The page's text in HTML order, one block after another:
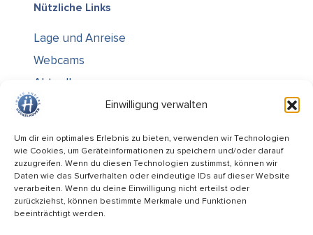
Einwilligung verwalten
Um dir ein optimales Erlebnis zu bieten, verwenden wir Technologien
wie Cookies, um Geräteinformationen zu speichern und/oder darauf
zuzugreifen. Wenn du diesen Technologien zustimmst, können wir
Daten wie das Surfverhalten oder eindeutige IDs auf dieser Website
verarbeiten. Wenn du deine Einwilligung nicht erteilst oder
zurückziehst, können bestimmte Merkmale und Funktionen
beeinträchtigt werden.
Nützliche Links
Lage und Anreise
Webcams
Aktuelles
Über uns
Kontakt / Öffnungszeiten
Alle Ämter
Stellenausschreibungen
Rechtliches